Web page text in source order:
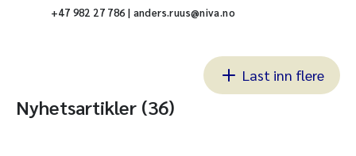
+47 982 27 786 | anders.ruus@niva.no
Last inn flere
Nyhetsartikler (36)